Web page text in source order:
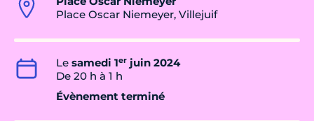
Place Oscar Niemeyer, Villejuif
Le samedi 1er juin 2024
De 20 h à 1 h
Évènement terminé